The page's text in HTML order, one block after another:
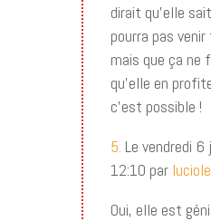
dirait qu’elle
pourra pas
mais que ça ne
qu’elle en
c’est possible !
5. Le vendredi
12:10 par luciole
Oui, elle est